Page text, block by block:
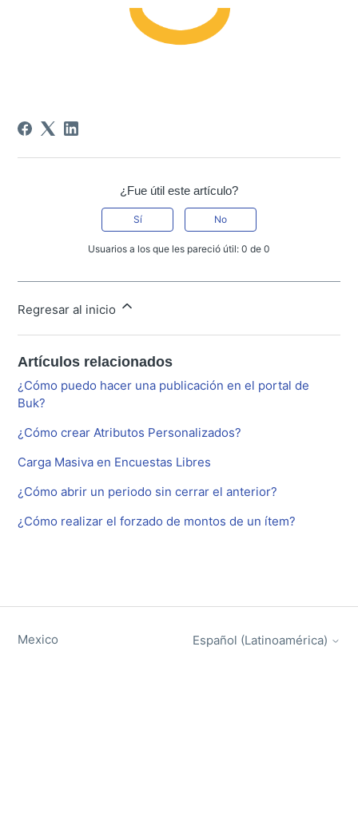
¿Fue útil este artículo?
Sí No
Usuarios a los que les pareció útil: 0 de 0
Regresar al inicio
Artículos relacionados
¿Cómo puedo hacer una publicación en el portal de
Buk?
¿Cómo crear Atributos Personalizados?
Carga Masiva en Encuestas Libres
¿Cómo abrir un periodo sin cerrar el anterior?
¿Cómo realizar el forzado de montos de un ítem?
Mexico Español (Latinoamérica)